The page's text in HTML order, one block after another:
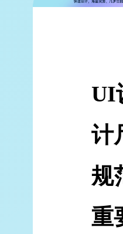
UI
计
规
重